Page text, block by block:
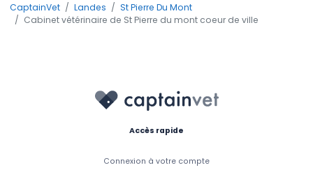
CaptainVet Landes
St Pierre Du Mont
Cabinet vétérinaire de St Pierre du mont coeur de ville
Accès rapide
Connexion à votre compte